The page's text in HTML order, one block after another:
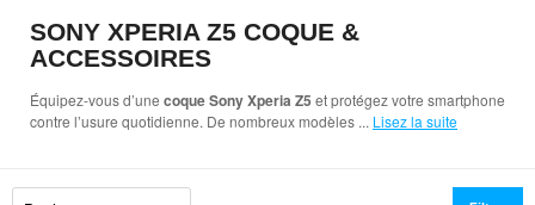
SONY XPERIA Z5 COQUE &
ACCESSOIRES
Équipez-vous d’une coque Sony Xperia Z5 et protégez votre smartphone
contre l’usure quotidienne. De nombreux modèles ... Lisez la suite